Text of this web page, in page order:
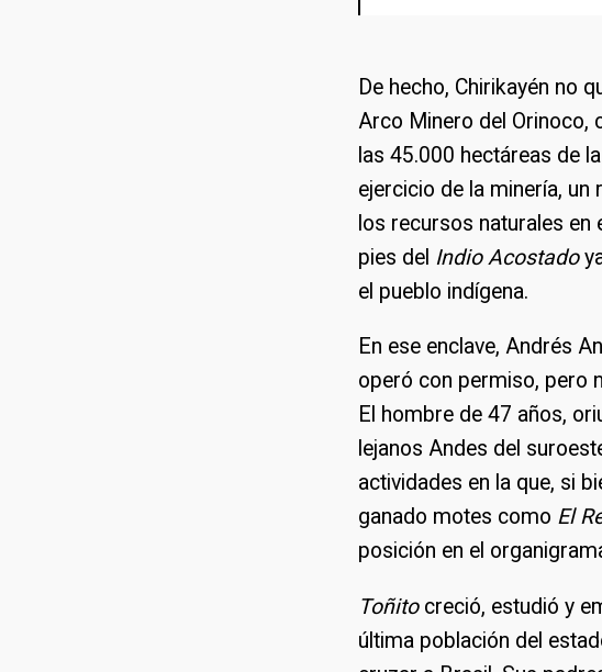
De hecho, Chirikayén no
Arco Minero del Orinoco,
las 45.000 hectáreas de
ejercicio de la minería,
los recursos naturales
pies del Indio Acostado
el pueblo indígena.
En ese enclave, Andrés
operó con permiso, pero
El hombre de 47 años,
lejanos Andes del
actividades en la que, si
ganado motes como El
posición en el
Toñitocreció, estudió y
última población del